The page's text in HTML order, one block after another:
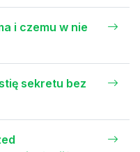
i czemu w nie
sekretu bez